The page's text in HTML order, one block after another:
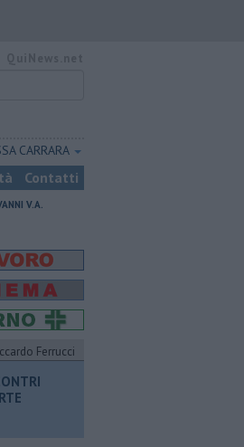
CARRARA
Contatti
V.A.
Ferrucci